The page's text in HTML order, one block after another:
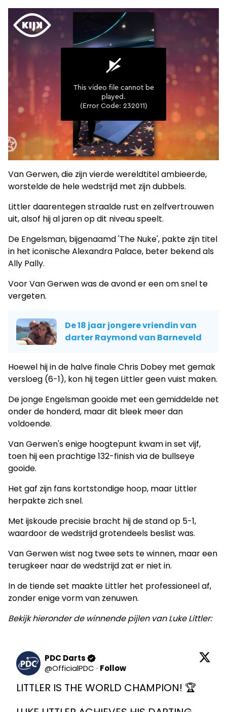
Van Gerwen, die zijn vierde wereldtitel ambieerde,
worstelde de hele wedstrijd met zijn dubbels.
Littler daarentegen straalde rust en zelfvertrouwen
uit, alsof hij al jaren op dit niveau speelt.
De Engelsman, bijgenaamd 'The Nuke', pakte zijn titel
in het iconische Alexandra Palace, beter bekend als
Ally Pally.
Voor Van Gerwen was de avond er een om snel te
vergeten.
De 18 jaar jongere vriendin van
darter Raymond van Barneveld
Hoewel hij in de halve finale Chris Dobey met gemak
versloeg (6-1), kon hij tegen Littler geen vuist maken.
De jonge Engelsman gooide met een gemiddelde net
onder de honderd, maar dit bleek meer dan
voldoende.
Van Gerwen's enige hoogtepunt kwam in set vijf,
toen hij een prachtige 132-finish via de bullseye
gooide.
Het gaf zijn fans kortstondige hoop, maar Littler
herpakte zich snel.
Met ijskoude precisie bracht hij de stand op 5-1,
waardoor de wedstrijd grotendeels beslist was.
Van Gerwen wist nog twee sets te winnen, maar een
terugkeer naar de wedstrijd zat er niet in.
In de tiende set maakte Littler het professioneel af,
zonder enige vorm van zenuwen.
Bekijk hieronder de winnende pijlen van Luke Littler:
PDC Darts
@OfficialPDC · Follow
LITTLER IS THE WORLD CHAMPION! 🏆